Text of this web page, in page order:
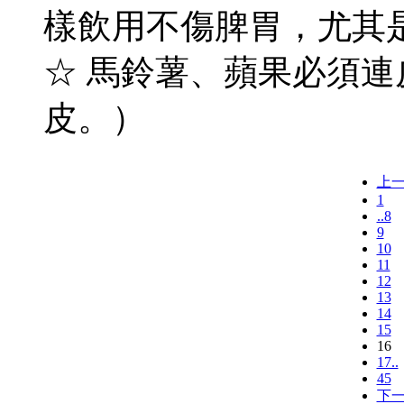
樣飲用不傷脾胃，尤其
☆ 馬鈴薯、蘋果必須連
皮。）
上
1
..8
9
10
11
12
13
14
15
16
17..
45
下